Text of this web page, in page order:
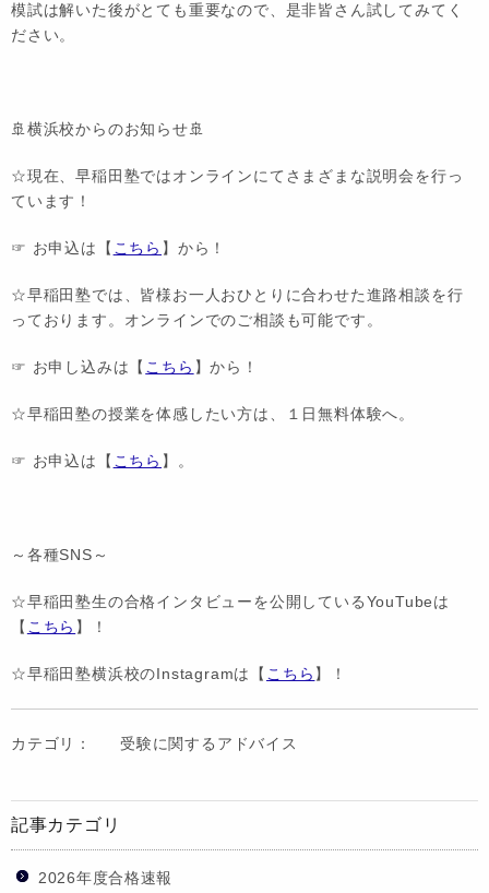
模試は解いた後がとても重要なので、是非皆さん試してみてく
ださい。
🚢横浜校からのお知らせ🚢
☆現在、早稲田塾ではオンラインにてさまざまな説明会を行っ
ています！
☞ お申込は【 こちら 】から！
☆早稲田塾では、皆様お一人おひとりに合わせた進路相談を行
っております。オンラインでのご相談も可能です。
☞ お申し込みは【 こちら 】から！
☆早稲田塾の授業を体感したい方は、１日無料体験へ。
☞ お申込は【 こちら 】。
～各種SNS～
☆早稲田塾生の合格インタビューを公開しているYouTubeは
【 こちら 】！
☆早稲田塾横浜校のInstagramは【 こちら 】！
カテゴリ： 受験に関するアドバイス
記事カテゴリ
2026年度合格速報